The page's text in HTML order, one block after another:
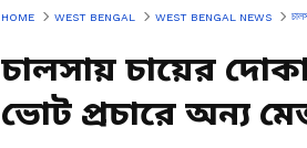
HOME WEST BENGAL WEST BENGAL NEWS
চালসায় চায়ের
ভোট প্রচারে অন্য